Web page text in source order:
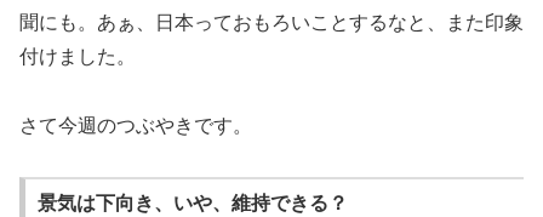
聞にも。あぁ、日本っておもろいことするなと、また印象
付けました。
さて今週のつぶやきです。
景気は下向き、いや、維持できる？